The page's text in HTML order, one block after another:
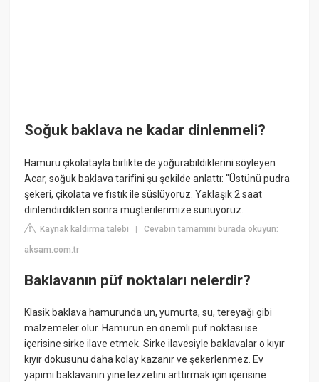
Soğuk baklava ne kadar dinlenmeli?
Hamuru çikolatayla birlikte de yoğurabildiklerini söyleyen
Acar, soğuk baklava tarifini şu şekilde anlattı: "Üstünü pudra
şekeri, çikolata ve fıstık ile süslüyoruz. Yaklaşık 2 saat
dinlendirdikten sonra müşterilerimize sunuyoruz.
Kaynak kaldırma talebi |Cevabın tamamını burada okuyun:
aksam.com.tr
Baklavanın püf noktaları nelerdir?
Klasik baklava hamurunda un, yumurta, su, tereyağı gibi
malzemeler olur. Hamurun en önemli püf noktası ise
içerisine sirke ilave etmek. Sirke ilavesiyle baklavalar o kıyır
kıyır dokusunu daha kolay kazanır ve şekerlenmez. Ev
yapımı baklavanın yine lezzetini arttırmak için içerisine